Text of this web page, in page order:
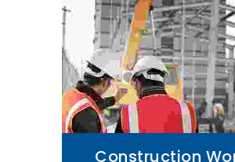
Construction